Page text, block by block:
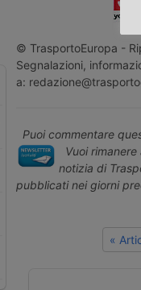
© TrasportoEuropa -
Segnalazioni,
a:
Puoi commentare
Vuoi
notizia di
pubblicati nei giorni
«